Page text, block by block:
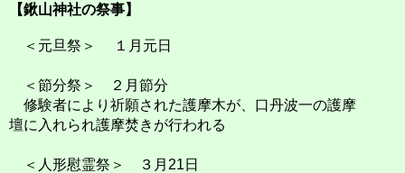
【鍬山神社の祭事】
＜元旦祭＞ １月元日
＜節分祭＞ ２月節分
修験者により祈願された護摩木が、口丹波一の護摩
壇に入れられ護摩焚きが行われる
＜人形慰霊祭＞ ３月21日